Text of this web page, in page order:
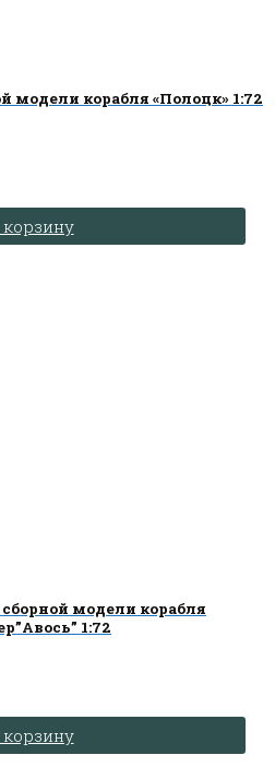
модели корабля «Полоцк» 1:72
корзину
модели корабля
1:72
корзину